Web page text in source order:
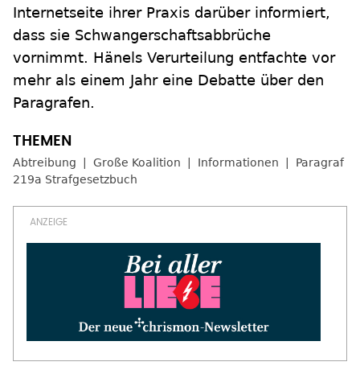
Internetseite ihrer Praxis darüber informiert,
dass sie Schwangerschaftsabbrüche
vornimmt. Hänels Verurteilung entfachte vor
mehr als einem Jahr eine Debatte über den
Paragrafen.
Abtreibung Große Koalition Informationen
Paragraf
219a Strafgesetzbuch